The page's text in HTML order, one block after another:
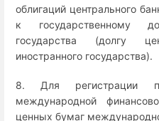
облигаций центрального
к государственному
государства (долгу
иностранного государства).
8. Для регистрации
международной
ценных бумаг